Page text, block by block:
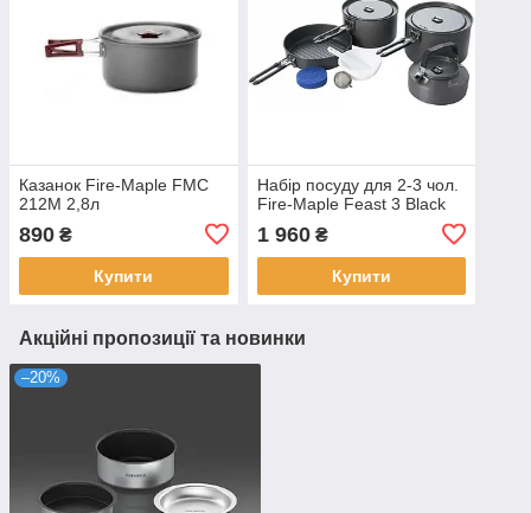
Казанок Fire-Maple FMC
212M 2,8л
890 ₴
Купити
Набір посуду для 2-3 чол.
Fire-Maple Feast 3 Black
1 960₴
Купити
Акційні пропозиції та новинки
–20%